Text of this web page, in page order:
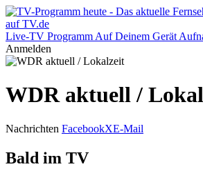
Live-TV Programm Auf Deinem Gerät
Anmelden
WDR aktuell /
Nachrichten FacebookXE-Mail
Bald im TV